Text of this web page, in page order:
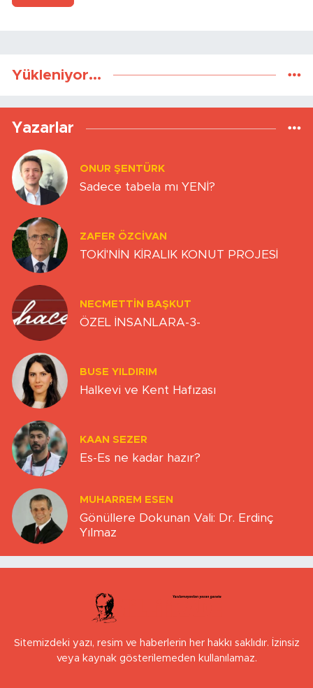
Yükleniyor...
Yazarlar
ONUR ŞENTÜRK
Sadece tabela mı YENİ?
ZAFER ÖZCIVAN
TOKİ'NİN KİRALIK KONUT PROJESİ
NECMETTIN BAŞKUT
ÖZEL İNSANLARA-3-
BUSE YILDIRIM
Halkevi ve Kent Hafızası
KAAN SEZER
Es-Es ne kadar hazır?
MUHARREM ESEN
Gönüllere Dokunan Vali: Dr. Erdinç
Yılmaz
Sitemizdeki yazı, resim ve haberlerin her hakkı saklıdır. İzinsiz
veya kaynak gösterilemeden kullanılamaz.